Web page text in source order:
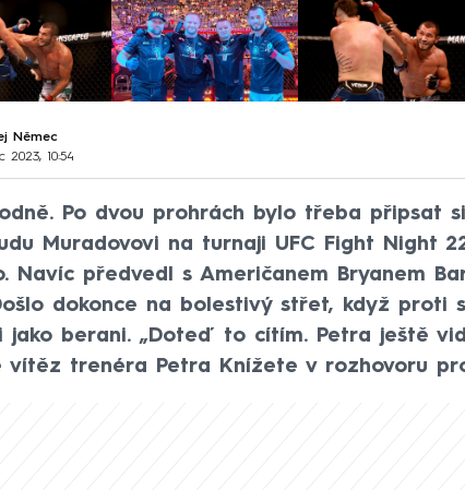
Němec
2023, 10:54
Po dvou prohrách bylo třeba připsat
Muradovovi na turnaji UFC Fight Night
Navíc předvedl s Američanem Bryanem
dokonce na bolestivý střet, když proti
jako berani. „Doteď to cítím. Petra ještě
vítěz trenéra Petra Knížete v rozhovoru pro